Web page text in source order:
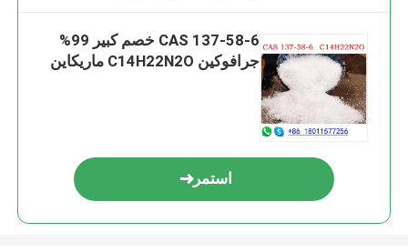
CAS 137-58-6 خصم كبير 99%
جرافوكين C14H22N2O ماريكاين
استمر